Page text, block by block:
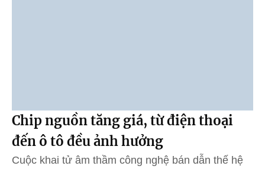
Chip nguồn tăng giá, từ điện thoại
đến ô tô đều ảnh hưởng
Cuộc khai tử âm thầm công nghệ bán dẫn thế hệ